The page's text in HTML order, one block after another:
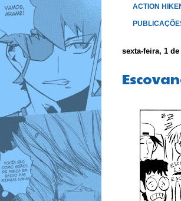
ACTION
sexta-feira, 1